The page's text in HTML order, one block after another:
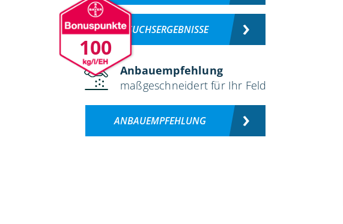
100
VERSUCHSERGEBNISSE
Anbauempfehlung
maßgeschneidert für Ihr Feld
ANBAUEMPFEHLUNG